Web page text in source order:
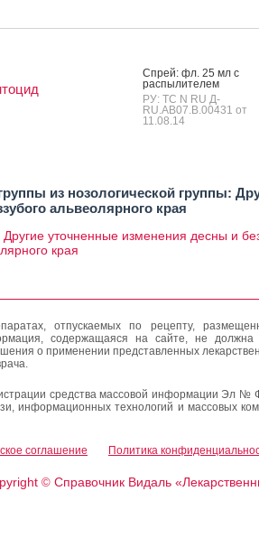
Спрей: фл. 25 мл с
рас­пы­лите­лем
РУ: TC N RU Д-
RU.AB07.B.00431 от
11.08.14
из нозологической группы:
альвеолярного края
Другие уточненные изменения десны и
края
отпускаемых по рецепту,
содержащаяся на сайте, не должна
о применении представленных
средства массовой информации Эл
информационных технологий и массовых
соглашение Политика
©Справочник Видаль